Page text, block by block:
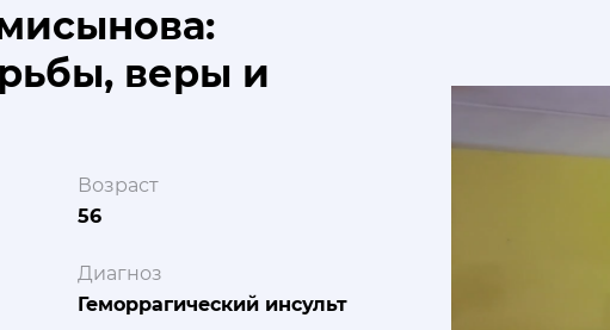
веры и
Возраст
56
Диагноз
Геморрагический инсульт